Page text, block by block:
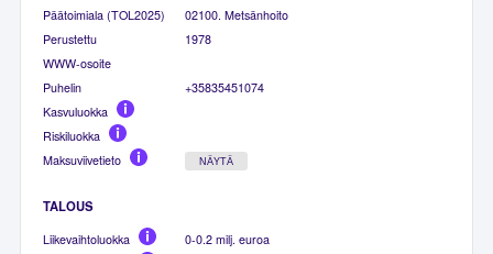
Päätoimiala (TOL2025)
02100. Metsänhoito
Perustettu
1978
WWW-osoite
Puhelin
+35835451074
Kasvuluokka
Riskiluokka
Maksuviivetieto
NÄYTÄ
TALOUS
Liikevaihtoluokka
0-0.2 milj. euroa